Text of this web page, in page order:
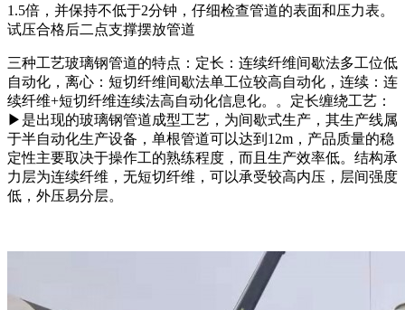
1.5倍，并保持不低于2分钟，仔细检查管道的表面和压力表。
试压合格后二点支撑摆放管道
三种工艺玻璃钢管道的特点：定长：连续纤维间歇法多工位低
自动化，离心：短切纤维间歇法单工位较高自动化，连续：连
续纤维+短切纤维连续法高自动化信息化。。定长缠绕工艺：
▶是出现的玻璃钢管道成型工艺，为间歇式生产，其生产线属
于半自动化生产设备，单根管道可以达到12m，产品质量的稳
定性主要取决于操作工的熟练程度，而且生产效率低。结构承
力层为连续纤维，无短切纤维，可以承受较高内压，层间强度
低，外压易分层。